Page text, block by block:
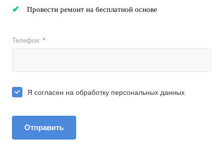
Провести ремонт на бесплатной основе
Телефон: *
Я согласен на обработку персональных данных
Отправить